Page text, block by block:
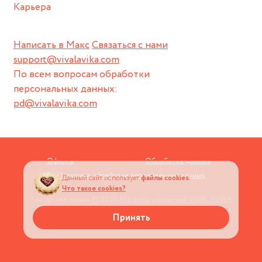
Написать в МаксСвязаться с нами
support@vivalavika.com
По всем вопросам обработки
персональных данных:
pd@vivalavika.com
Карьера
Оферта
Обработка данных
Политика обработки персональных данных
Данный сайт используетфайлы cookies.
Что такое cookies?
Принять